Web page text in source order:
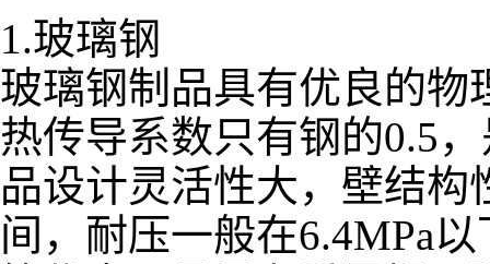
1.玻璃钢
玻璃钢制品具有优良的物
热传导系数只有钢的0.5
品设计灵活性大，壁结
间，耐压一般在6.4MPa